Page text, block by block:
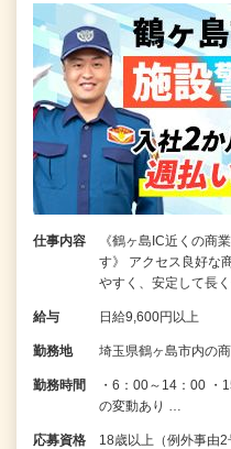
仕事内容
《鶴ヶ島IC近くの商
す》 アクセス良好な
やすく、安定して長
給与 日給9,600円以上
勤務地 埼玉県鶴ヶ島市内の
勤務時間
・6：00～14：00
の変動あり …
応募資格
18歳以上（例外事由